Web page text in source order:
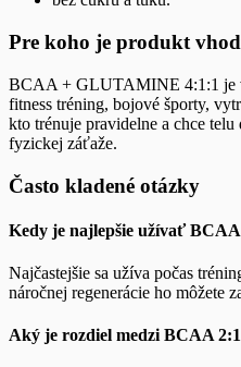
Pre koho je produkt
BCAA + GLUTAMINE 4:1:1 je
fitness tréning, bojové športy,
kto trénuje pravidelne a chce
fyzickej záťaže.
Často kladené otázky
Kedy je najlepšie užívať
Najčastejšie sa užíva počas
náročnej regenerácie ho môžete
Aký je rozdiel medzi BCAA